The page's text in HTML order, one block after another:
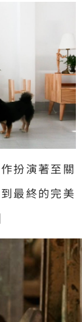
扮演著至關
最終的完美